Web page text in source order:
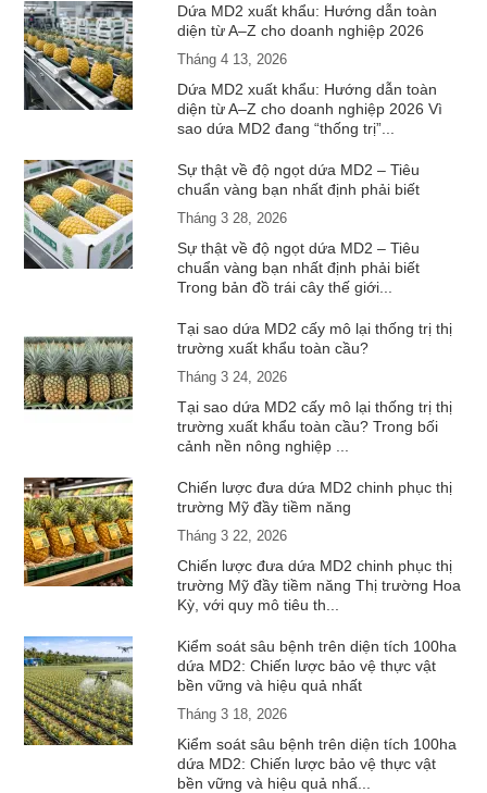
Dứa MD2 xuất khẩu: Hướng dẫn toàn
diện từ A–Z cho doanh nghiệp 2026
Tháng 4 13, 2026
Dứa MD2 xuất khẩu: Hướng dẫn toàn
diện từ A–Z cho doanh nghiệp 2026 Vì
sao dứa MD2 đang “thống trị”...
Sự thật về độ ngọt dứa MD2 – Tiêu
chuẩn vàng bạn nhất định phải biết
Tháng 3 28, 2026
Sự thật về độ ngọt dứa MD2 – Tiêu
chuẩn vàng bạn nhất định phải biết
Trong bản đồ trái cây thế giới...
Tại sao dứa MD2 cấy mô lại thống trị thị
trường xuất khẩu toàn cầu?
Tháng 3 24, 2026
Tại sao dứa MD2 cấy mô lại thống trị thị
trường xuất khẩu toàn cầu? Trong bối
cảnh nền nông nghiệp ...
Chiến lược đưa dứa MD2 chinh phục thị
trường Mỹ đầy tiềm năng
Tháng 3 22, 2026
Chiến lược đưa dứa MD2 chinh phục thị
trường Mỹ đầy tiềm năng Thị trường Hoa
Kỳ, với quy mô tiêu th...
Kiểm soát sâu bệnh trên diện tích 100ha
dứa MD2: Chiến lược bảo vệ thực vật
bền vững và hiệu quả nhất
Tháng 3 18, 2026
Kiểm soát sâu bệnh trên diện tích 100ha
dứa MD2: Chiến lược bảo vệ thực vật
bền vững và hiệu quả nhấ...